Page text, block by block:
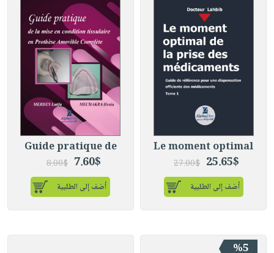
Le moment optimal
25.65$
27.00$
أضف إلى الطلبية
Guide pratique de
7.60$
8.00$
أضف إلى الطلبية
%5